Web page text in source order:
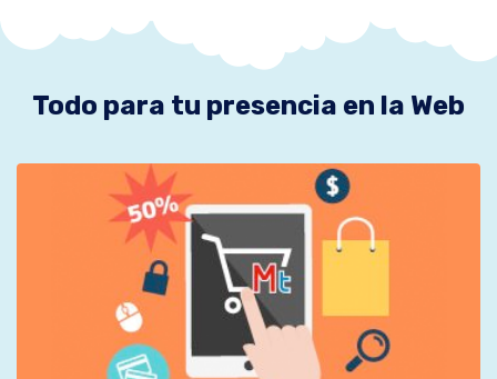
Todo para tu presencia en la Web